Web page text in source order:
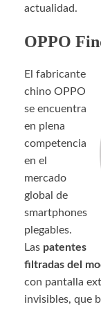
actualidad.
OPPO
El fabricante
chino OPPO
se encuentra
en plena
competencia
en el
mercado
global de
smartphones
plegables.
Las patentes
filtradas del
con pantalla
invisibles, que